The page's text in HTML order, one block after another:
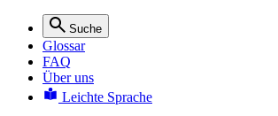
Suche
Glossar
FAQ
Über uns
Leichte Sprache